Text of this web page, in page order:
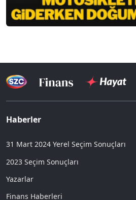
Haberler
31 Mart 2024 Yerel Seçim Sonuçları
2023 Seçim Sonuçları
Yazarlar
Finans Haberleri